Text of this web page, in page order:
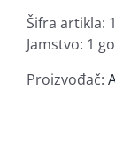
15,6"
Šifra artikla:
Jamstvo: 1
Proizvođač: